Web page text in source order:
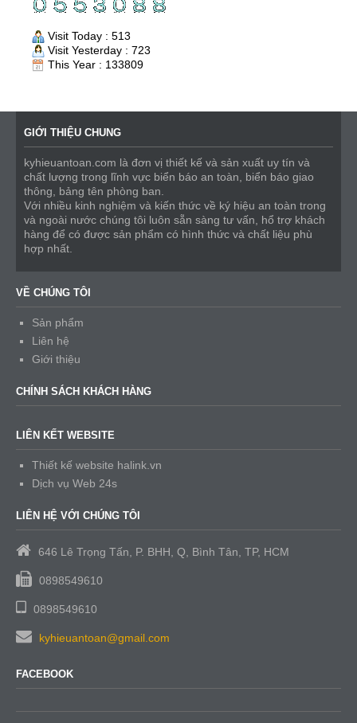
Visit Today : 513
Visit Yesterday : 723
This Year : 133809
GIỚI THIỆU CHUNG
kyhieuantoan.com là đơn vị thiết kế và sản xuất uy tín và
chất lượng trong lĩnh vực biển báo an toàn, biển báo giao
thông, bảng tên phòng ban.
Với nhiều kinh nghiệm và kiến thức về ký hiệu an toàn trong
và ngoài nước chúng tôi luôn sẵn sàng tư vấn, hổ trợ khách
hàng để có được sản phẩm có hình thức và chất liệu phù
hợp nhất.
VỀ CHÚNG TÔI
Sản phẩm
Liên hệ
Giới thiệu
CHÍNH SÁCH KHÁCH HÀNG
LIÊN KẾT WEBSITE
Thiết kế website halink.vn
Dịch vụ Web 24s
LIÊN HỆ VỚI CHÚNG TÔI
646 Lê Trọng Tấn, P. BHH, Q, Bình Tân, TP, HCM
0898549610
0898549610
kyhieuantoan@gmail.com
FACEBOOK